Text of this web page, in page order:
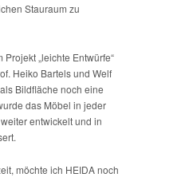
Stauraum zu
„leichte Entwürfe“
Heiko Bartels und Welf
Bildfläche noch eine
das Möbel in jeder
entwickelt und in
möchte ich HEIDA noch